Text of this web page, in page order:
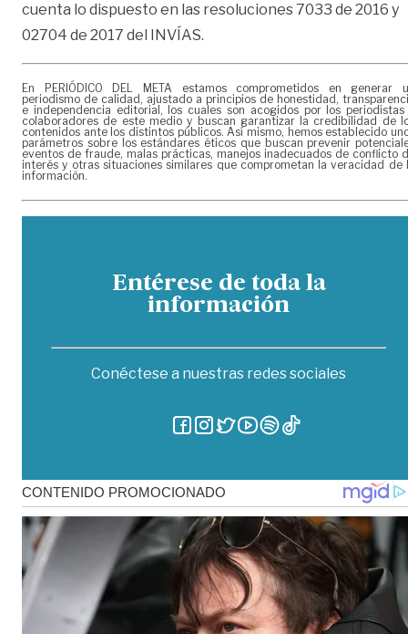
cuenta lo dispuesto en las resoluciones 7033 de 2016 y
02704 de 2017 del INVÍAS.
En PERIÓDICO DEL META estamos comprometidos en generar
periodismo de calidad, ajustado a principios de honestidad,
e independencia editorial, los cuales son acogidos por los periodistas
colaboradores de este medio y buscan garantizar la credibilidad de
contenidos ante los distintos públicos. Así mismo, hemos establecido
parámetros sobre los estándares éticos que buscan prevenir
eventos de fraude, malas prácticas, manejos inadecuados de conflicto
interés y otras situaciones similares que comprometan la veracidad de
información.
Entérese de toda la
información
Conéctese a nuestras redes sociales